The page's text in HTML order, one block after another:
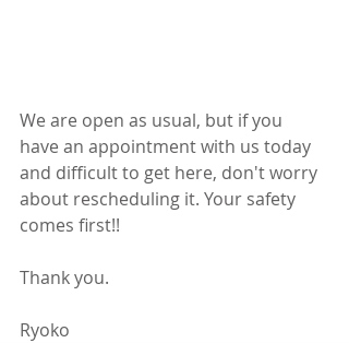
We are open as usual, but if you
have an appointment with us today
and difficult to get here, don't worry
about rescheduling it. Your safety
comes first!!
Thank you.
Ryoko